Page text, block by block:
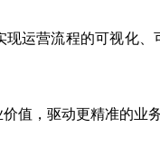
现运营流程的可视化
值，驱动更精准的业